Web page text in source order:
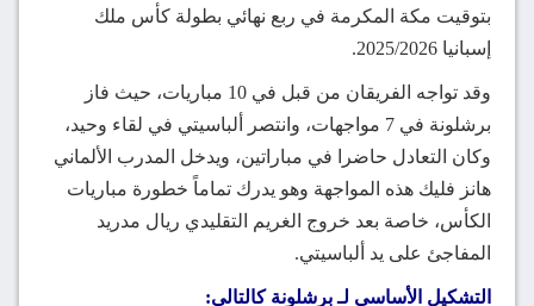
بتوقيت مكة المكرمة في ربع نهائي بطولة كأس ملك
إسبانيا 2025/2026.
وقد تواجه الفريقان من قبل في 10 مباريات، حيث فاز
برشلونة في 7 مواجهات، وانتصر ألباسيتي في لقاء وحيد،
وكان التعادل حاضرا في مباراتين، ويدخل المدرب الألماني
هانز فليك هذه المواجهة وهو يدرك تماماً خطورة مباريات
الكأس، خاصة بعد خروج الغريم التقليدي ريال مدريد
المفاجئ على يد ألباسيتي.
التشكيل الأساسي لـ برشلونة كالتالي: